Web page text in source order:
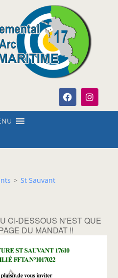
> St Sauvant
CI-DESSOUS N'EST QUE
DU MANDAT !!